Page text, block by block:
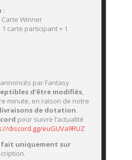
:
Winner
carte participant + 1
par Fantasy
d’être modifiés,
minute, en raison de notre
livraisons de dotation.
pour suivre l’actualité
discord.gg/euGUVa9RUZ
fait uniquement sur